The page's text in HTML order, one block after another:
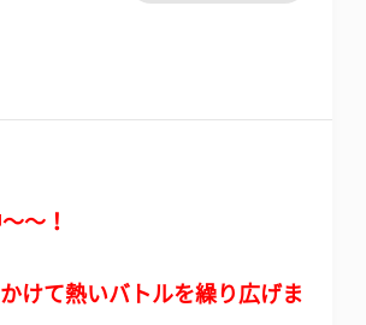
～！
けて熱いバトルを繰り広げま